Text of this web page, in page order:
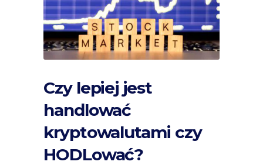
Czy lepiej jest
handlować
kryptowalutami czy
HODLować?